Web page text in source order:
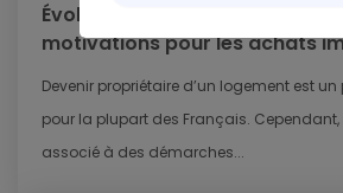
Évolution de la saisonnalité et
motivations pour les achats
Devenir propriétaire d’un logement est
pour la plupart des Français. Cependant,
associé à des démarches...